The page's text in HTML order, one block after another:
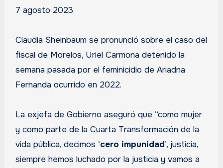
7 agosto 2023
Claudia Sheinbaum se pronunció sobre el caso del
fiscal de Morelos, Uriel Carmona detenido la
semana pasada por el feminicidio de Ariadna
Fernanda ocurrido en 2022.
La exjefa de Gobierno aseguró que “como mujer
y como parte de la Cuarta Transformación de la
vida pública, decimos ‘cero impunidad’, justicia,
siempre hemos luchado por la justicia y vamos a